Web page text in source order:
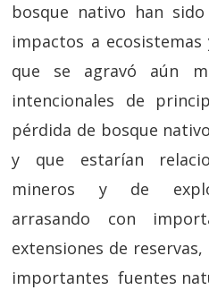
bosque nativo han
impactos a
que se agravó aún
intencionales de
pérdida de bosque
y que estarían
mineros y de
arrasando con
extensiones de
importantes fuentes